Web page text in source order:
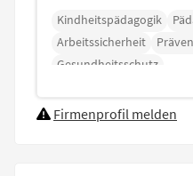
Kindheitspädagogik
Arbeitssicherheit
Gesundheitsschutz
Firmenprofil melden